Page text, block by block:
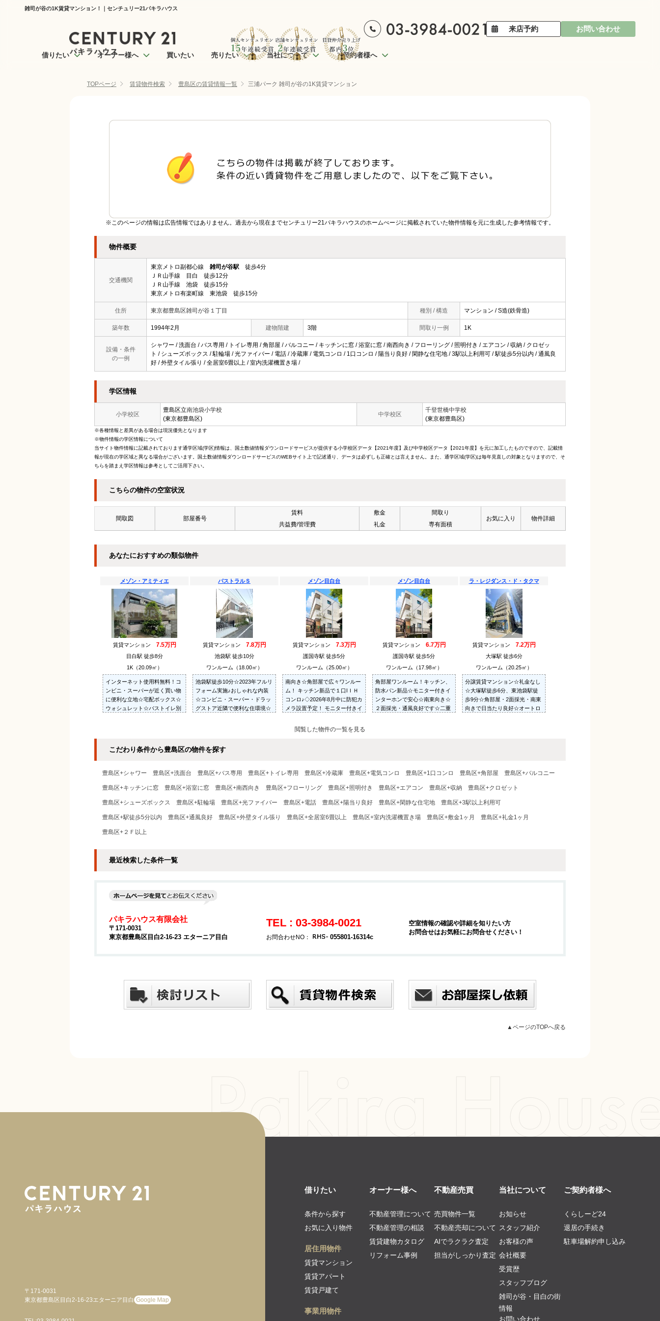
雑司が谷の1K賃貸マンション！｜センチュリー21パキラハウス
来店予約 お問い合わせ
借りたい オーナー様へ 買いたい 売りたい 当社について ご契約者様へ
TOPページ 賃貸物件検索 豊島区の賃貸情報一覧 三浦パーク 雑司が谷の1K賃貸マンション
※このページの情報は広告情報ではありません。過去から現在までセンチュリー21パキラハウスのホームぺージに掲載されていた物件情報を元に生成した参考情報です。
物件概要
交通機関
東京メトロ副都心線 雑司が谷駅 徒歩4分
ＪＲ山手線 目白 徒歩12分
ＪＲ山手線 池袋 徒歩15分
東京メトロ有楽町線 東池袋 徒歩15分
住所 東京都豊島区雑司が谷１丁目 種別 / 構造 マンション / S造(鉄骨造)
築年数 1994年2月 建物階建 3階 間取り一例 1K
設備・条件
の一例
シャワー / 洗面台 / バス専用 / トイレ専用 / 角部屋 / バルコニー / キッチンに窓 / 浴室に窓 / 南西向き / フローリング / 照明付き / エアコン / 収納 / クロゼッ
ト / シューズボックス / 駐輪場 / 光ファイバー / 電話 / 冷蔵庫 / 電気コンロ / 1口コンロ / 陽当り良好 / 閑静な住宅地 / 3駅以上利用可 / 駅徒歩5分以内 / 通風良
好 / 外壁タイル張り / 全居室6畳以上 / 室内洗濯機置き場 /
学区情報
小学校区
豊島区立南池袋小学校
(東京都豊島区)
中学校区
千登世橋中学校
(東京都豊島区)
※各種情報と差異がある場合は現況優先となります
※物件情報の学区情報について
当サイト物件情報に記載されております通学区域(学区)情報は、国土数値情報ダウンロードサービスが提供する小学校区データ【2021年度】及び中学校区データ【2021年度】を元に加工したものですので、記載情
報が現在の学区域と異なる場合がございます。国土数値情報ダウンロードサービスのWEBサイト上で記述通り、データは必ずしも正確とは言えません。また、通学区域(学区)は毎年見直しの対象となりますので、そ
ちらを踏まえ学区情報は参考としてご活用下さい。
こちらの物件の空室状況
間取図 部屋番号
賃料
共益費/管理費
敷金
礼金
間取り
専有面積
お気に入り 物件詳細
あなたにおすすめの類似物件
メゾン・アミティエ
賃貸マンション 7.5万円
目白駅 徒歩8分
1K（20.09㎡）
インターネット使用料無料！コ
ンビニ・スーパーが近く買い物
に便利な立地☆宅配ボックス☆
ウォシュレット☆バストイレ別
パストラルＳ
賃貸マンション 7.8万円
池袋駅 徒歩10分
ワンルーム（18.00㎡）
池袋駅徒歩10分☆2023年フルリ
フォーム実施♪おしゃれな内装
☆コンビニ・スーパー・ドラッ
グストア近隣で便利な住環境☆
メゾン目白台
賃貸マンション 7.3万円
護国寺駅 徒歩5分
ワンルーム（25.00㎡）
南向き☆角部屋で広々ワンルー
ム！ キッチン新品で１口IＩＨ
コンロ♪◇2026年8月中に防犯カ
メラ設置予定！ モニター付きイ
街☆駐輪スペース無料☆※法人
メゾン目白台
賃貸マンション 6.7万円
護国寺駅 徒歩5分
ワンルーム（17.98㎡）
角部屋ワンルーム！キッチン、
防水パン新品☆モニター付きイ
ンターホンで安心☆南東向き☆
２面採光・通風良好です☆二重
ラ・レジダンス・ド・タクマ
賃貸マンション 7.2万円
大塚駅 徒歩6分
ワンルーム（20.25㎡）
分譲賃貸マンション☆礼金なし
☆大塚駅徒歩6分、東池袋駅徒
歩9分☆角部屋・2面採光・南東
向きで日当たり良好☆オートロ
閲覧した物件の一覧を見る
こだわり条件から豊島区の物件を探す
豊島区+シャワー 豊島区+洗面台 豊島区+バス専用 豊島区+トイレ専用 豊島区+冷蔵庫 豊島区+電気コンロ 豊島区+1口コンロ 豊島区+角部屋 豊島区+バルコニー
豊島区+キッチンに窓 豊島区+浴室に窓 豊島区+南西向き 豊島区+フローリング 豊島区+照明付き 豊島区+エアコン 豊島区+収納 豊島区+クロゼット
豊島区+シューズボックス 豊島区+駐輪場 豊島区+光ファイバー 豊島区+電話 豊島区+陽当り良好 豊島区+閑静な住宅地 豊島区+3駅以上利用可
豊島区+駅徒歩5分以内 豊島区+通風良好 豊島区+外壁タイル張り 豊島区+全居室6畳以上 豊島区+室内洗濯機置き場 豊島区+敷金1ヶ月 豊島区+礼金1ヶ月
豊島区+２Ｆ以上
最近検索した条件一覧
パキラハウス有限会社
〒171-0031
東京都豊島区目白2-16-23 エターニア目白
TEL : 03-3984-0021
お問合わせNO： 055801-16314c
空室情報の確認や詳細を知りたい方
お問合せはお気軽にお問合せください！
▲ページのTOPへ戻る
〒171-0031
東京都豊島区目白2-16-23エターニア目白 Google Map
借りたい
条件から探す
お気に入り物件
居住用物件
賃貸マンション
賃貸アパート
賃貸戸建て
事業用物件
オーナー様へ
不動産管理について
不動産管理の相談
賃貸建物カタログ
リフォーム事例
不動産売買
売買物件一覧
不動産売却について
AIでラクラク査定
担当がしっかり査定
当社について
お知らせ
スタッフ紹介
お客様の声
会社概要
受賞歴
スタッフブログ
雑司が谷・目白の街
情報
お問い合わせ
ご契約者様へ
くらしーど24
退居の手続き
駐車場解約申し込み